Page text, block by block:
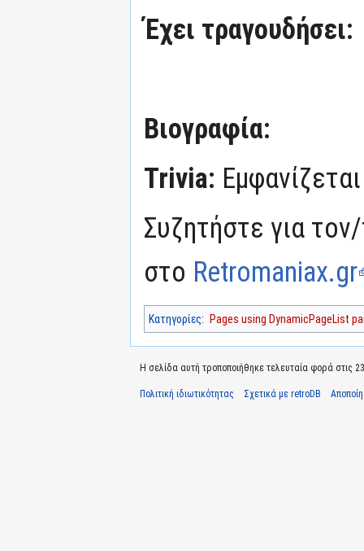
Έχει τραγουδήσει:
Βιογραφία:
Trivia:
Συζητήστε για
στο Retromaniax.gr
Κατηγορίες: Pages using DynamicPageList
Η σελίδα αυτή τροποποιήθηκε τελευταία φορά στις
Πολιτική ιδιωτικότητας Σχετικά με retroDB